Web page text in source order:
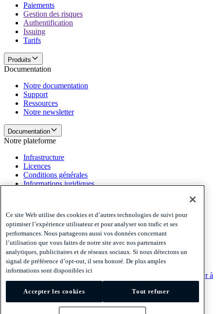
Paiements
Gestion des risques
Authentification
Issuing
Tarifs
Produits
Documentation
Notre documentation
Support
Ressources
Notre newsletter
Documentation
Notre plateforme
Infrastructure
Licences
Conditions générales
Informations juridiques
Politiques et mentions légales
Privacy
Cookies
Disclaimer
Politiques et mentions légales
S'abonner à notre newsletterS'abonner à notre newsletter
S'abonner à
notre newsletter
Privacy
Ce site Web utilise des cookies et d’autres technologies de suivi pour
optimiser l’expérience utilisateur et pour analyser son trafic et ses
performances. Nous partageons aussi vos données concernant
l’utilisation que vous faites de notre site avec nos partenaires
analytiques, publicitaires et de réseaux sociaux. Si nous détectons un
signal de préférence d’opt-out, il sera honoré. De plus amples
informations sont disponibles ici
Accepter les cookies Tout refuser